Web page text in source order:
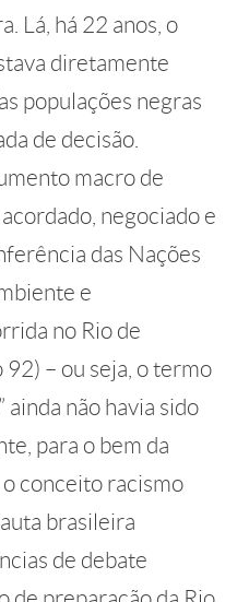
Lá, há 22 anos, o
diretamente
populações negras
de decisão.
macro de
negociado e
das Nações
e
no Rio de
– ou seja, o termo
ainda não havia sido
para o bem da
conceito racismo
brasileira
de debate